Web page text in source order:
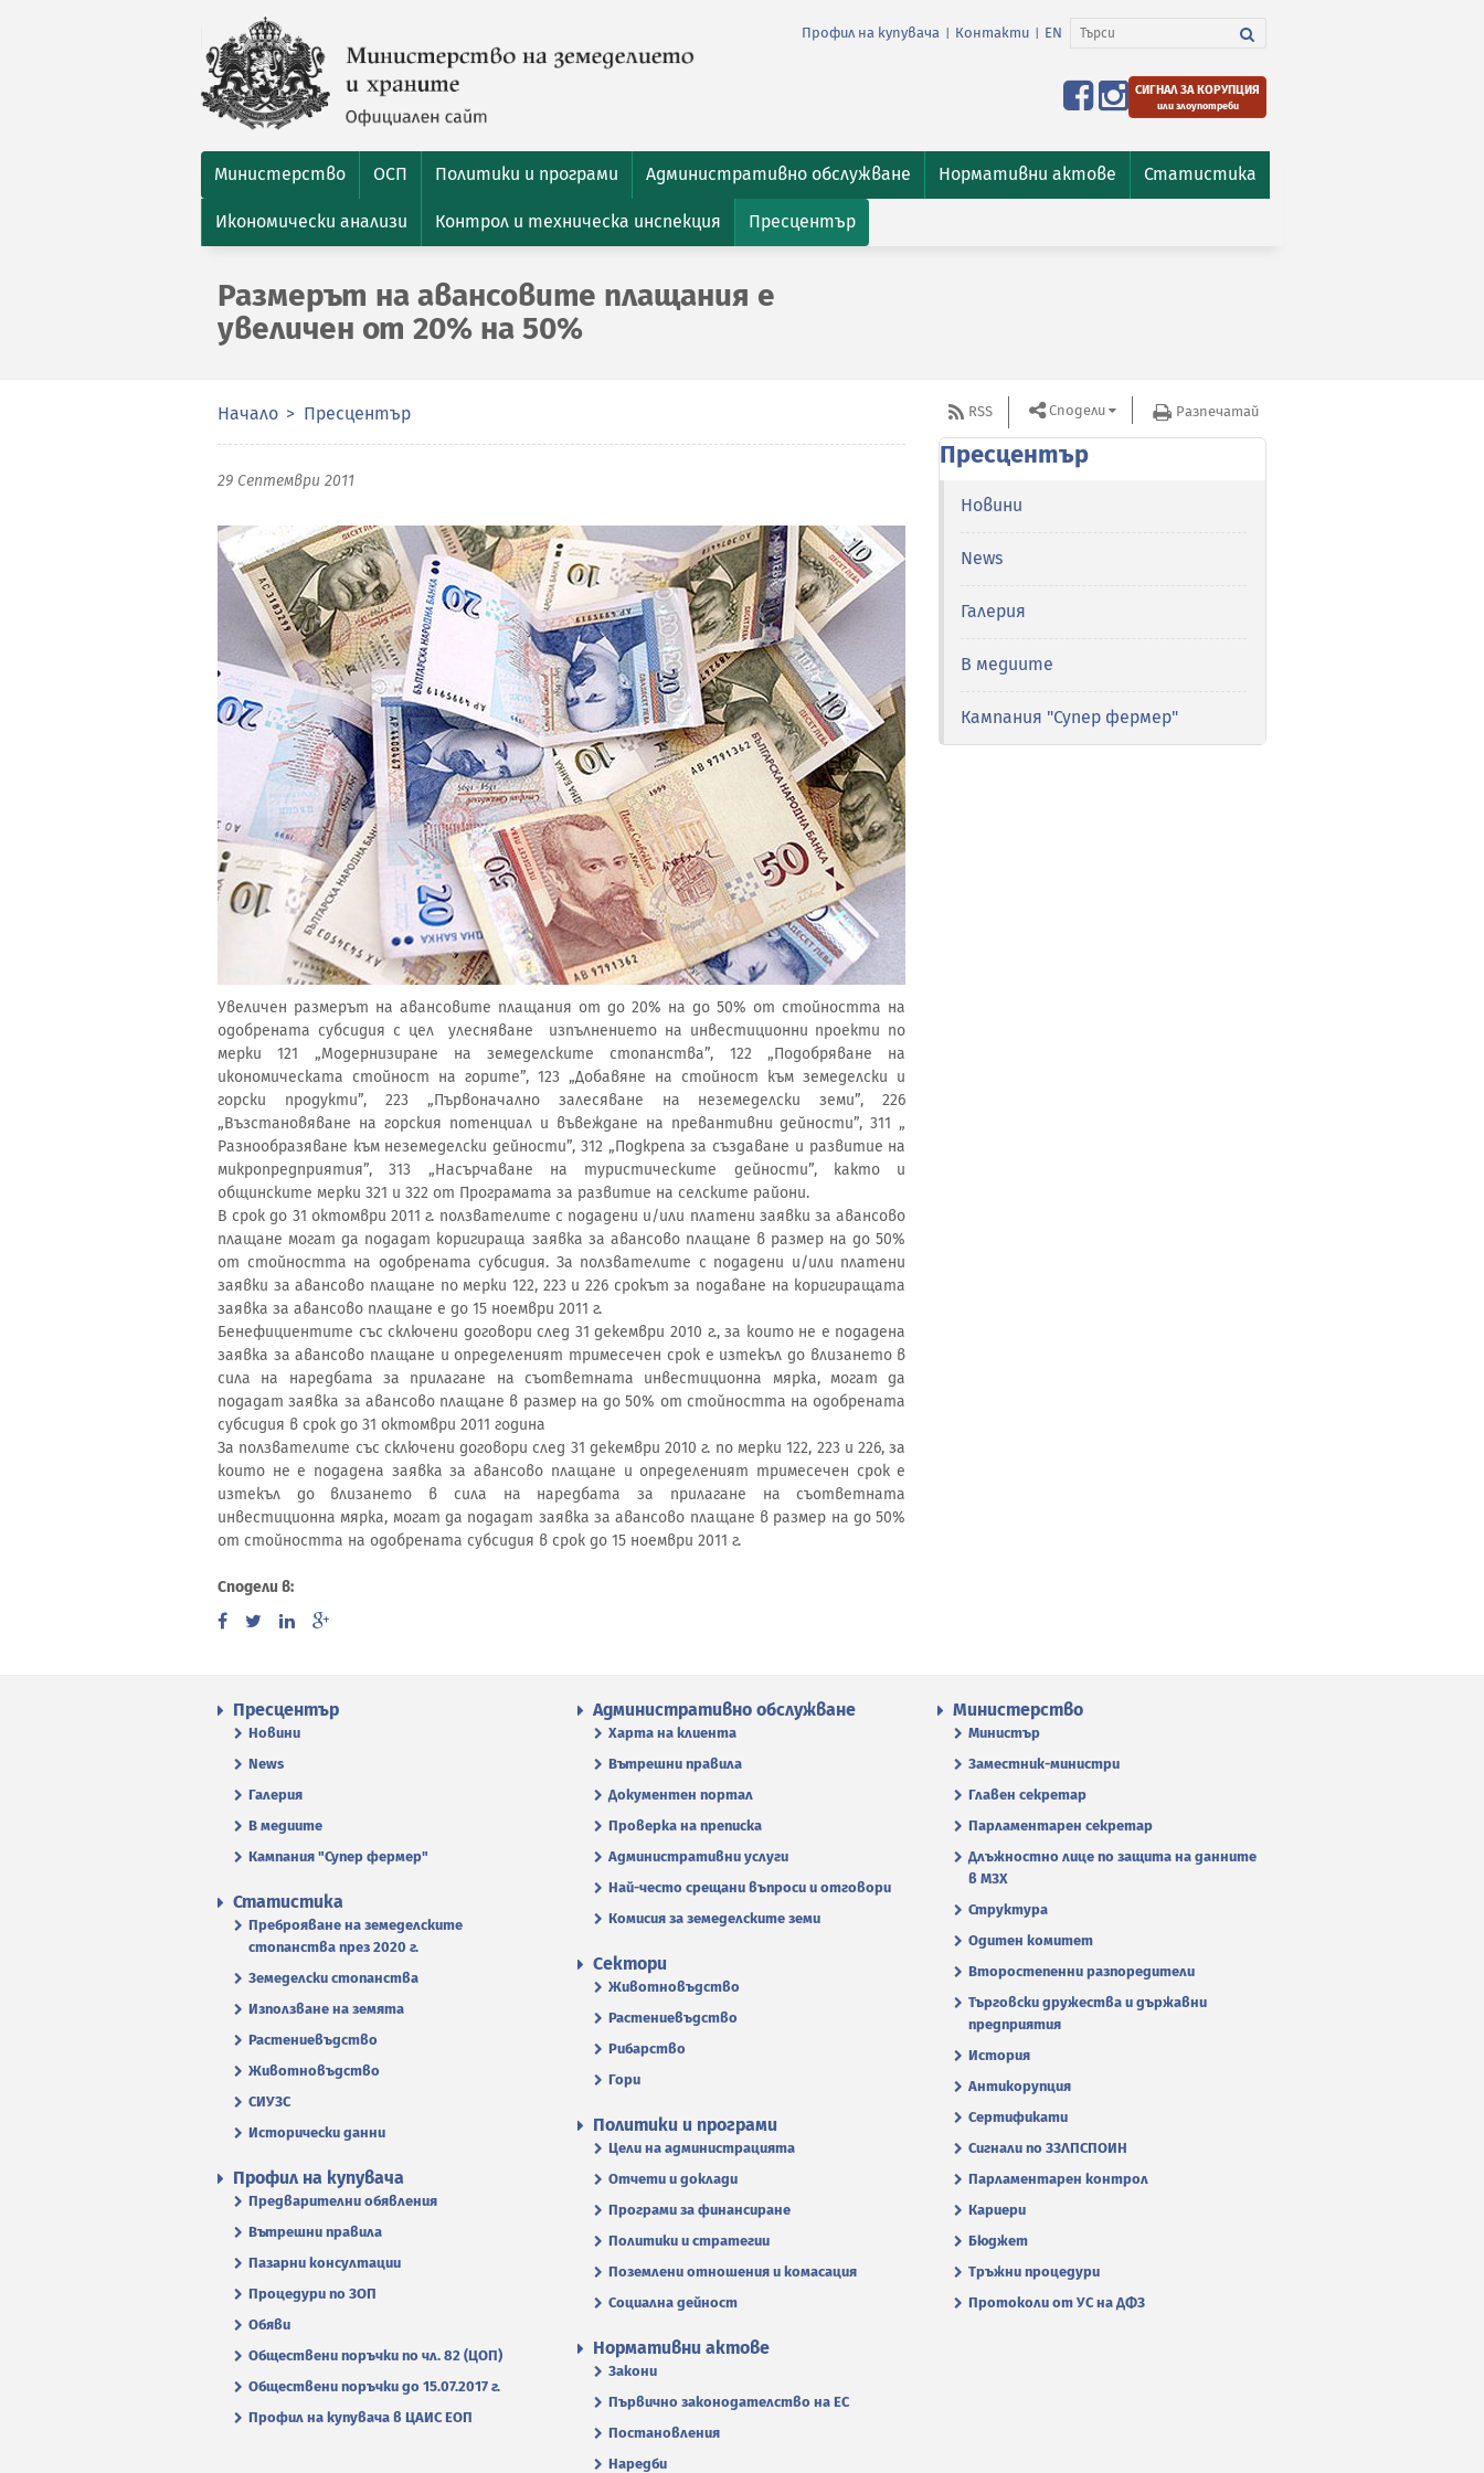
Профил на купувача Контакти EN
СИГНАЛ ЗА КОРУПЦИЯ
или злоупотреби
Министерство ОСП Политики и програми Административно обслужване Нормативни актове Статистика
Икономически анализи Контрол и техническа инспекция Пресцентър
Размерът на авансовите плащания е
увеличен от 20% на 50%
Начало Пресцентър
29 Септември 2011
Увеличен размерът на авансовите плащания от до 20% на до 50% от стойността на
одобрената субсидия с цел улесняване изпълнението на инвестиционни проекти по
мерки 121 „Модернизиране на земеделските стопанства”, 122 „Подобряване на
икономическата стойност на горите”, 123 „Добавяне на стойност към земеделски и
горски продукти”, 223 „Първоначално залесяване на неземеделски земи”, 226
„Възстановяване на горския потенциал и въвеждане на превантивни дейности”, 311 „
Разнообразяване към неземеделски дейности”, 312 „Подкрепа за създаване и развитие на
микропредприятия”, 313 „Насърчаване на туристическите дейности”, както и
общинските мерки 321 и 322 от Програмата за развитие на селските райони.
В срок до 31 октомври 2011 г. ползвателите с подадени и/или платени заявки за авансово
плащане могат да подадат коригираща заявка за авансово плащане в размер на до 50%
от стойността на одобрената субсидия. За ползвателите с подадени и/или платени
заявки за авансово плащане по мерки 122, 223 и 226 срокът за подаване на коригиращата
заявка за авансово плащане е до 15 ноември 2011 г.
Бенефициентите със сключени договори след 31 декември 2010 г., за които не е подадена
заявка за авансово плащане и определеният тримесечен срок е изтекъл до влизането в
сила на наредбата за прилагане на съответната инвестиционна мярка, могат да
подадат заявка за авансово плащане в размер на до 50% от стойността на одобрената
субсидия в срок до 31 октомври 2011 година
За ползвателите със сключени договори след 31 декември 2010 г. по мерки 122, 223 и 226, за
които не е подадена заявка за авансово плащане и определеният тримесечен срок е
изтекъл до влизането в сила на наредбата за прилагане на съответната
инвестиционна мярка, могат да подадат заявка за авансово плащане в размер на до 50%
от стойността на одобрената субсидия в срок до 15 ноември 2011 г.
Сподели в:
RSS Сподели Разпечатай
Пресцентър
Новини
News
Галерия
В медиите
Кампания "Супер фермер"
Пресцентър
Новини
News
Галерия
В медиите
Кампания "Супер фермер"
Административно обслужване
Харта на клиента
Вътрешни правила
Документен портал
Проверка на преписка
Административни услуги
Най-често срещани въпроси и отговори
Комисия за земеделските земи
Министерство
Министър
Заместник-министри
Главен секретар
Парламентарен секретар
Длъжностно лице по защита на данните
в МЗХ
Структура
Одитен комитет
Второстепенни разпоредители
Търговски дружества и държавни
предприятия
История
Антикорупция
Сертификати
Сигнали по ЗЗЛПСПОИН
Парламентарен контрол
Кариери
Бюджет
Тръжни процедури
Протоколи от УС на ДФЗ
Статистика
Преброяване на земеделските
стопанства през 2020 г.
Земеделски стопанства
Използване на земята
Растениевъдство
Животновъдство
СИУЗС
Исторически данни
Сектори
Животновъдство
Растениевъдство
Рибарство
Гори
Политики и програми
Цели на администрацията
Отчети и доклади
Програми за финансиране
Политики и стратегии
Поземлени отношения и комасация
Социална дейност
Профил на купувача
Предварителни обявления
Вътрешни правила
Пазарни консултации
Процедури по ЗОП
Обяви
Обществени поръчки по чл. 82 (ЦОП)
Обществени поръчки до 15.07.2017 г.
Профил на купувача в ЦАИС ЕОП
Нормативни актове
Закони
Първично законодателство на ЕС
Постановления
Наредби